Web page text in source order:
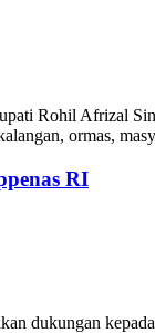
Rohil Afrizal
ormas,
RI
dukungan